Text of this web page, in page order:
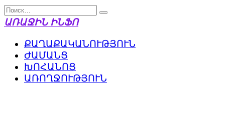
Перейти
к
Search
for:
ԱՌԱՋԻՆ ԻՆՖՈ
ՔԱՂԱՔԱԿԱՆՈՒԹՅՈՒՆ
ԺԱՄԱՆՑ
ԽՈՀԱՆՈՑ
ԱՌՈՂՋՈՒԹՅՈՒՆ